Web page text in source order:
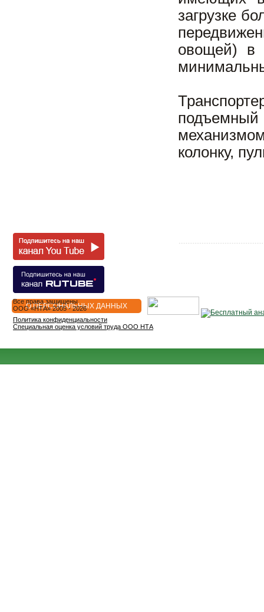
загрузке
овощей) в
колонку,
О ПЕРСОНАЛЬНЫХ ДАННЫХ
Все права защищены
OOO «НТА» 2005 - 2026
Политика конфиденциальности
Специальная оценка условий труда ООО НТА